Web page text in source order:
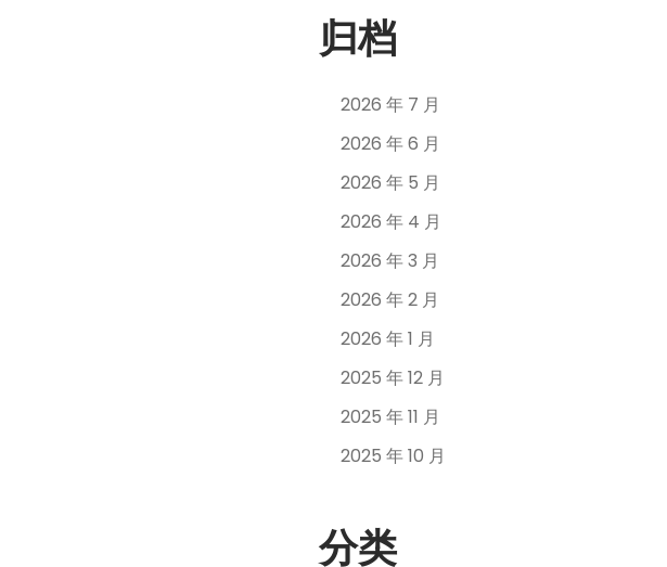
归档
2026 年 7 月
2026 年 6 月
2026 年 5 月
2026 年 4 月
2026 年 3 月
2026 年 2 月
2026 年 1 月
2025 年 12 月
2025 年 11 月
2025 年 10 月
分类